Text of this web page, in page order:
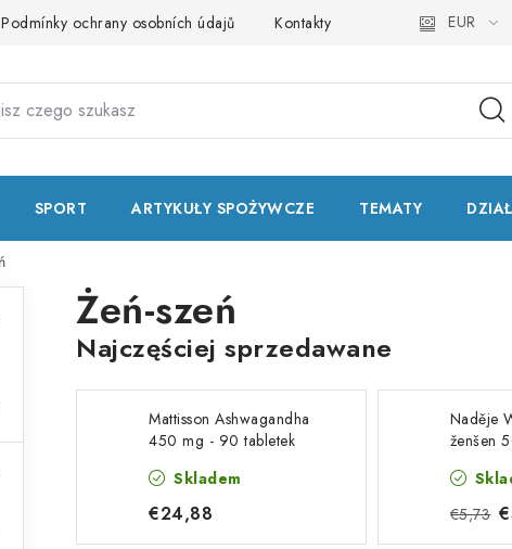
Podmínky ochrany osobních údajů Kontakty Natural Health Store
EUR
SPORT ARTYKUŁY SPOŻYWCZE TEMATY
Żeń-szeń
Najczęściej sprzedawane
Mattisson Ashwagandha
450 mg - 90 tabletek
Skladem
€24,88
Naděje
ženšen
€5,73